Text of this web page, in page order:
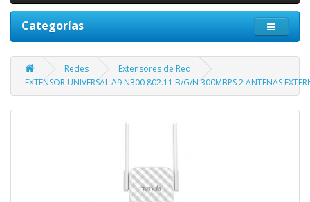
Categorías
Redes
Extensores de Red
EXTENSOR UNIVERSAL A9 N300 802.11 B/G/N 300MBPS 2 ANTENAS